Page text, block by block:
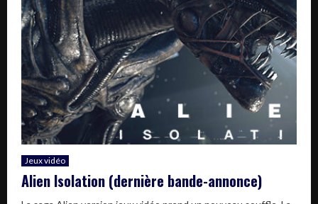
Jeux vidéo
Alien Isolation (dernière bande-annonce)